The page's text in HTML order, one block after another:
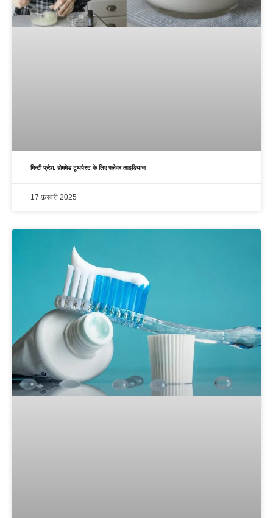
मिन्टी फ्रेश: होममेड टूथपेस्ट के लिए फ्लेवर आइडियाज
17 फ़रवरी 2025